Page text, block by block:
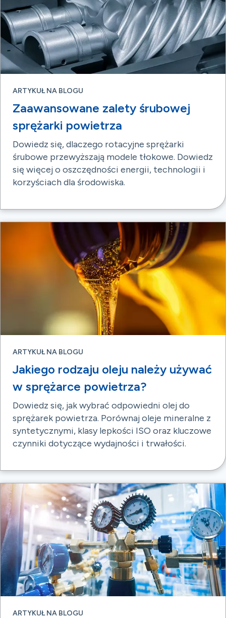
ARTYKUŁ NA BLOGU
Zaawansowane zalety śrubowej
sprężarki powietrza
Dowiedz się, dlaczego rotacyjne sprężarki
śrubowe przewyższają modele tłokowe. Dowiedz
się więcej o oszczędności energii, technologii i
korzyściach dla środowiska.
ARTYKUŁ NA BLOGU
Jakiego rodzaju oleju należy używać
w sprężarce powietrza?
Dowiedz się, jak wybrać odpowiedni olej do
sprężarek powietrza. Porównaj oleje mineralne z
syntetycznymi, klasy lepkości ISO oraz kluczowe
czynniki dotyczące wydajności i trwałości.
ARTYKUŁ NA BLOGU